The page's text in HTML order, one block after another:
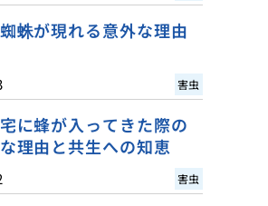
蛛が現れる意外な理由
害虫
に蜂が入ってきた際の
理由と共生への知恵
害虫